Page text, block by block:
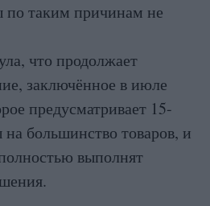
по таким причинам не
что продолжает
заключённое в июле
предусматривает 15-
большинство товаров, и
выполнят